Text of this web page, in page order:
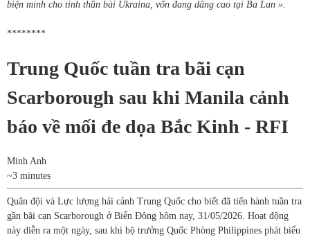
biện minh cho tinh thần bài Ukraina, vốn đang dâng cao tại Ba Lan ».
********
Trung Quốc tuần tra bãi cạn
Scarborough sau khi Manila cảnh
báo về mối đe dọa Bắc Kinh - RFI
Minh Anh
~3 minutes
Quân đội và Lực lượng hải cảnh Trung Quốc cho biết đã tiến hành tuần tra
gần bãi cạn Scarborough ở Biển Đông hôm nay, 31/05/2026. Hoạt động
này diễn ra một ngày, sau khi bộ trưởng Quốc Phòng Philippines phát biểu